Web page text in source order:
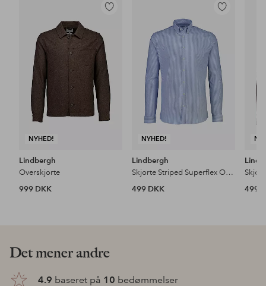
NYHED!
Tilføj
favoritter
Lindbergh
Overskjorte
999 DKK
NYHED!
Tilføj
favoritter
Lindbergh
Skjorte Striped Superflex Oxford L/S
499 DKK
499
Det mener andre
4.9 baseret på 10 bedømmelser